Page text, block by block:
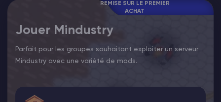
REMISE SUR LE PREMIER
ACHAT
Jouer Mindustry
Parfait pour les groupes souhaitant exploiter un serveur
Mindustry avec une variété de mods.